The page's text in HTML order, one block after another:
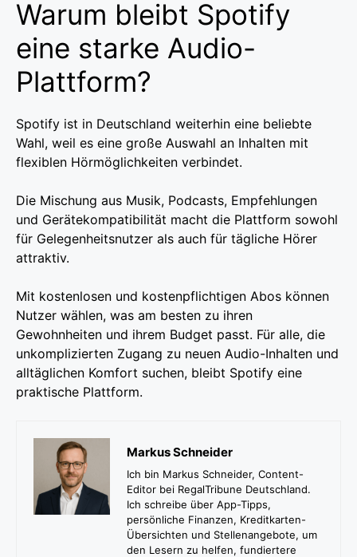
Warum bleibt Spotify
eine starke Audio-
Plattform?
Spotify ist in Deutschland weiterhin eine beliebte
Wahl, weil es eine große Auswahl an Inhalten mit
flexiblen Hörmöglichkeiten verbindet.
Die Mischung aus Musik, Podcasts, Empfehlungen
und Gerätekompatibilität macht die Plattform sowohl
für Gelegenheitsnutzer als auch für tägliche Hörer
attraktiv.
Mit kostenlosen und kostenpflichtigen Abos können
Nutzer wählen, was am besten zu ihren
Gewohnheiten und ihrem Budget passt. Für alle, die
unkomplizierten Zugang zu neuen Audio-Inhalten und
alltäglichen Komfort suchen, bleibt Spotify eine
praktische Plattform.
Markus Schneider
Ich bin Markus Schneider, Content-
Editor bei RegalTribune Deutschland.
Ich schreibe über App-Tipps,
persönliche Finanzen, Kreditkarten-
Übersichten und Stellenangebote, um
den Lesern zu helfen, fundiertere